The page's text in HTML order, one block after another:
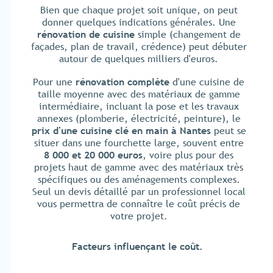
Bien que chaque projet soit unique, on peut
donner quelques indications générales. Une
rénovation de cuisinesimple (changement de
façades, plan de travail, crédence) peut débuter
autour de quelques milliers d'euros.
Pour une rénovation complète d'une cuisine de
taille moyenne avec des matériaux de gamme
intermédiaire, incluant la pose et les travaux
annexes (plomberie, électricité, peinture), le
prix d'une cuisine clé en main à Nantespeut se
situer dans une fourchette large, souvent entre
8 000 et 20 000 euros, voire plus pour des
projets haut de gamme avec des matériaux très
spécifiques ou des aménagements complexes.
Seul un devis détaillé par un professionnel local
vous permettra de connaître le coût précis de
votre projet.
Facteurs influençant le coût.